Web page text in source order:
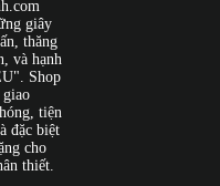
giây
thăng
và hạnh
Shop
tiện
đặc biệt
cho
thiết.